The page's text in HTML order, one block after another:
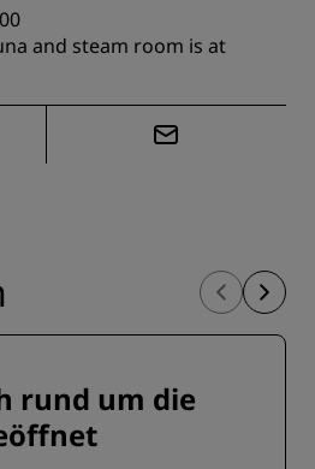
and steam room is at
rund um die